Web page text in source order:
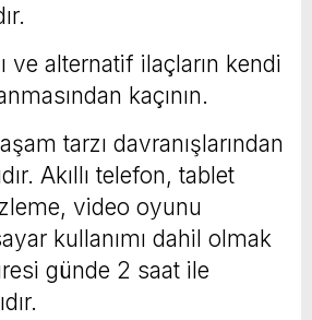
ve alternatif ilaçların kendi
kaçının.
tarzı davranışlarından
Akıllı telefon, tablet
video oyunu
kullanımı dahil olmak
günde 2 saat ile